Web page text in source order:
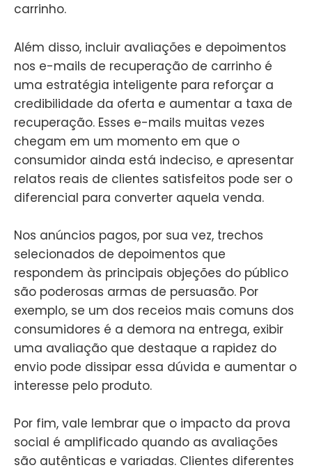
carrinho.
Além disso, incluir avaliações e depoimentos
nos e-mails de recuperação de carrinho é
uma estratégia inteligente para reforçar a
credibilidade da oferta e aumentar a taxa de
recuperação. Esses e-mails muitas vezes
chegam em um momento em que o
consumidor ainda está indeciso, e apresentar
relatos reais de clientes satisfeitos pode ser o
diferencial para converter aquela venda.
Nos anúncios pagos, por sua vez, trechos
selecionados de depoimentos que
respondem às principais objeções do público
são poderosas armas de persuasão. Por
exemplo, se um dos receios mais comuns dos
consumidores é a demora na entrega, exibir
uma avaliação que destaque a rapidez do
envio pode dissipar essa dúvida e aumentar o
interesse pelo produto.
Por fim, vale lembrar que o impacto da prova
social é amplificado quando as avaliações
são autênticas e variadas. Clientes diferentes